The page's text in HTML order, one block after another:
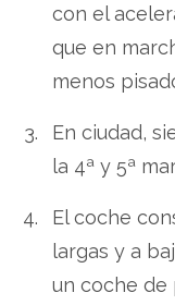
con el
que en
menos
En ciudad,
la 4ª y 5ª
El coche
largas y a
un coche de